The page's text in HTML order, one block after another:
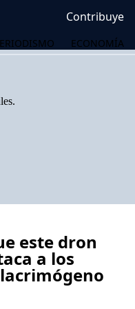
Contribuye
ECONOMÍA
este dron
a los